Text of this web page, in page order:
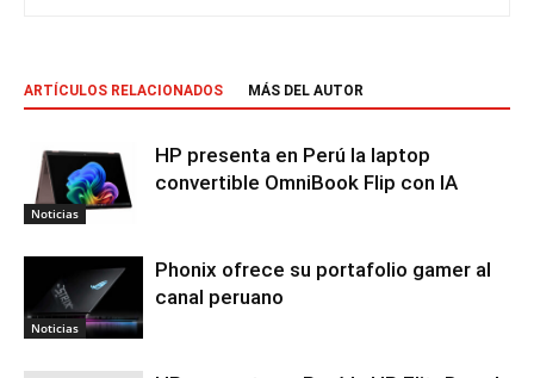
ARTÍCULOS RELACIONADOS MÁS DEL AUTOR
Noticias
HP presenta en Perú la laptop
convertible OmniBook Flip con IA
Noticias
Phonix ofrece su portafolio gamer al
canal peruano